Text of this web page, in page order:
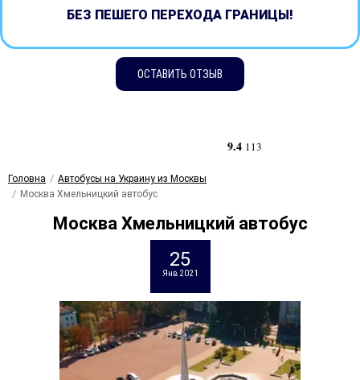
БЕЗ ПЕШЕГО ПЕРЕХОДА ГРАНИЦЫ!
ОСТАВИТЬ ОТЗЫВ
9.4 113
Головна
Автобусы на Украину из Москвы
Москва Хмельницкий автобус
Москва Хмельницкий автобус
25
Янв 2021